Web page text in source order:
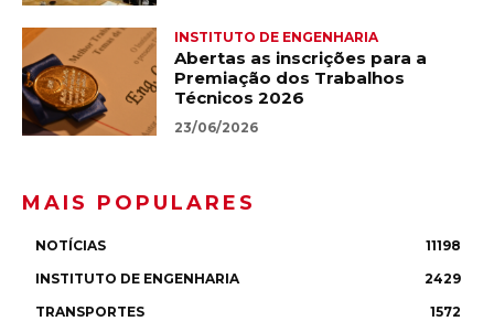
INSTITUTO DE ENGENHARIA
Abertas as inscrições para a
Premiação dos Trabalhos
Técnicos 2026
23/06/2026
MAIS POPULARES
NOTÍCIAS
11198
INSTITUTO DE ENGENHARIA
2429
TRANSPORTES
1572